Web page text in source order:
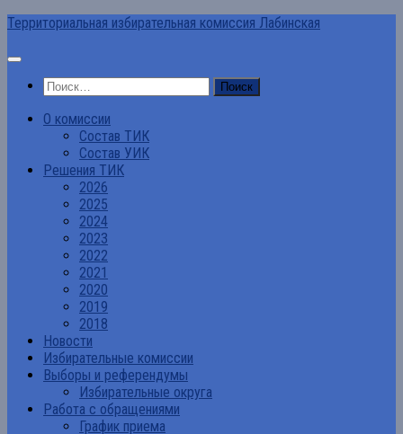
Перейти
содержимому
Территориальная избирательная комиссия Лабинская
Найти:
О комиссии
Состав ТИК
Состав УИК
Решения ТИК
2026
2025
2024
2023
2022
2021
2020
2019
2018
Новости
Избирательные комиссии
Выборы и референдумы
Избирательные округа
Работа с обращениями
График приема